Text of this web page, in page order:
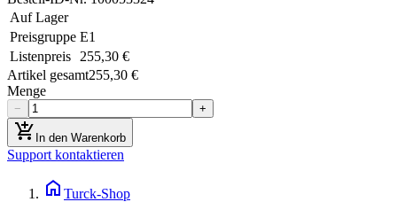
Auf Lager
Preisgruppe E1
Listenpreis
255,30 €
Artikel gesamt255,30 €
Menge
− +
add_shopping_cart In den Warenkorb
Support kontaktieren
home Turck-Shop